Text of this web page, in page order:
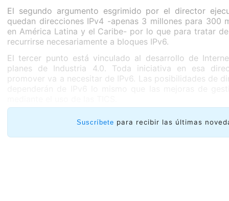
El segundo argumento esgrimido por el director
quedan direcciones IPv4 -apenas 3 millones para 300
en América Latina y el Caribe- por lo que para tratar
recurrirse necesariamente a bloques IPv6.
El tercer punto está vinculado al desarrollo de
planes de Industria 4.0. Toda iniciativa en esa
promover va a necesitar de IPv6. Las posibilidades de
Suscríbete para recibir las últimas